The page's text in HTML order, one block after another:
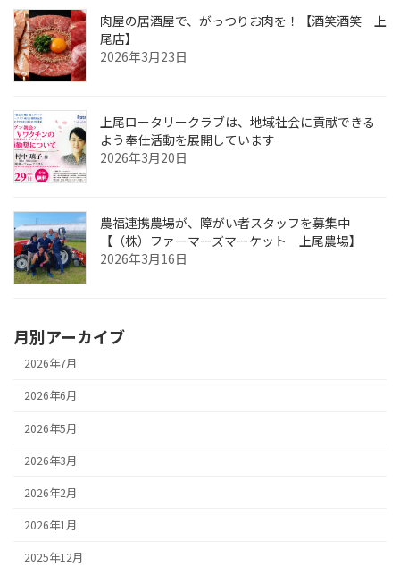
肉屋の居酒屋で、がっつりお肉を！【酒笑酒笑 上
尾店】
2026年3月23日
上尾ロータリークラブは、地域社会に貢献できる
よう奉仕活動を展開しています
2026年3月20日
農福連携農場が、障がい者スタッフを募集中
【（株）ファーマーズマーケット 上尾農場】
2026年3月16日
月別アーカイブ
2026年7月
2026年6月
2026年5月
2026年3月
2026年2月
2026年1月
2025年12月